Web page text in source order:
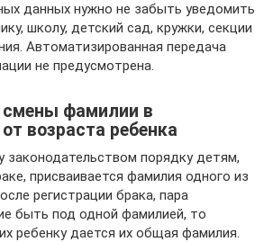
данных нужно не забыть уведомить
школу, детский сад, кружки, секции
Автоматизированная передача
не предусмотрена.
смены фамилии в
возраста ребенка
законодательством порядку детям,
присваивается фамилия одного из
регистрации брака, пара
быть под одной фамилией, то
ребенку дается их общая фамилия.